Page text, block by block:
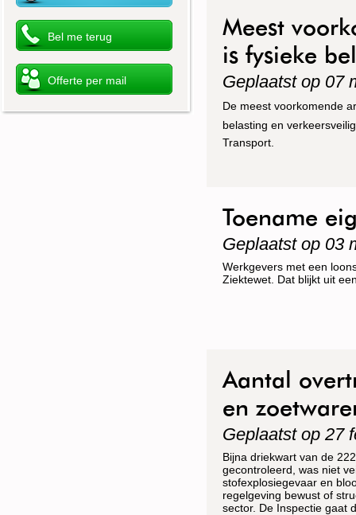
Meest
is fysieke
Geplaatst op 07
De meest voorkomende
belasting en
Transport.
Toename
Geplaatst op 03
Werkgevers met een
Ziektewet. Dat blijkt uit
Aantal
en
Geplaatst op 27
Bijna driekwart van de
gecontroleerd, was niet
stofexplosiegevaar en
regelgeving bewust of
sector. De Inspectie gaat